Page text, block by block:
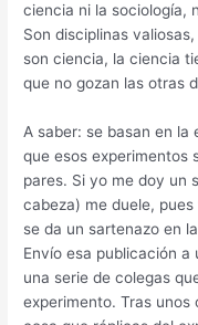
ciencia ni la sociología,
Son disciplinas
son ciencia, la ciencia
que no gozan las otras
A saber: se basan en la
que esos experimentos
pares. Si yo me doy un
cabeza) me duele,
se da un sartenazo en
Envío esa publicación
una serie de colegas
experimento. Tras unos